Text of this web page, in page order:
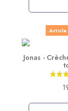
Article
Jonas -